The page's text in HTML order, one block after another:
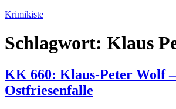
Zum
springen
Krimikiste
Schlagwort: Klaus
KK 660: Klaus-Peter Wolf –
Ostfriesenfalle